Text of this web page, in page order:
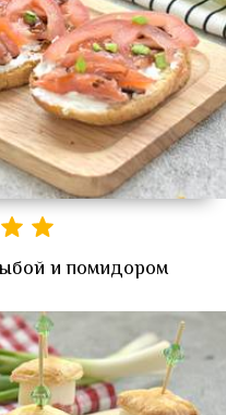
и помидором